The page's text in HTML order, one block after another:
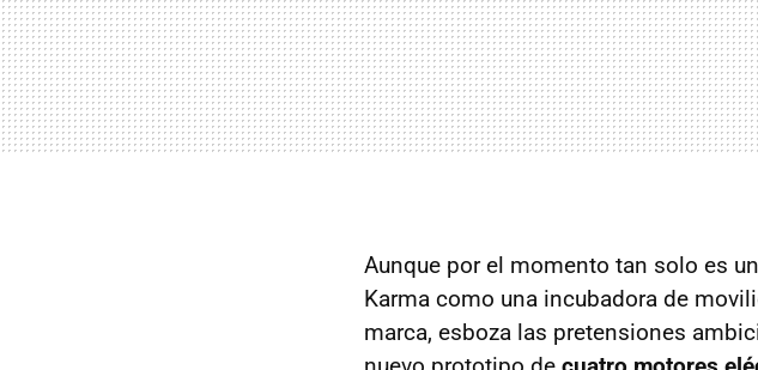
Aunque por el momento tan solo es
Karma como una incubadora de
marca, esboza las pretensiones